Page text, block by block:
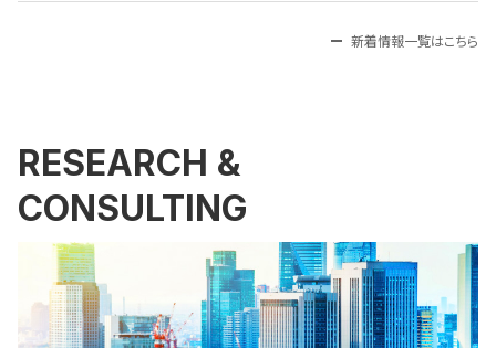
新着情報一覧はこちら
RESEARCH &
CONSULTING